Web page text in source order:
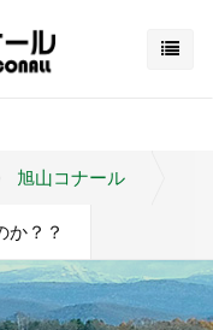
旭山コナール
か？？